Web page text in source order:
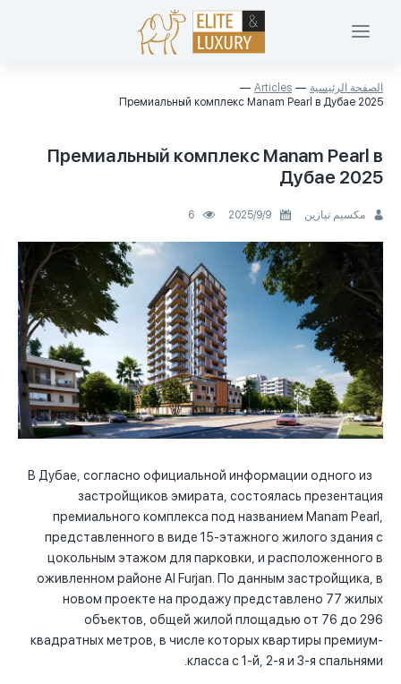
الصفحة الرئيسية
Articles
Премиальный комплекс Manam Pearl в Дубае 2025
Премиальный комплекс Manam Pearl в
Дубае 2025
مكسيم تيازين 9‏/9‏/2025
6
В Дубае, согласно официальной информации одного из
застройщиков эмирата, состоялась презентация
премиального комплекса под названием Manam Pearl,
представленного в виде 15-этажного жилого здания с
цокольным этажом для парковки, и расположенного в
оживленном районе Al Furjan. По данным застройщика, в
новом проекте на продажу представлено 77 жилых
объектов, общей жилой площадью от 76 до 296
квадратных метров, в числе которых квартиры премиум-
класса с 1-й, 2-я и 3-я спальнями.